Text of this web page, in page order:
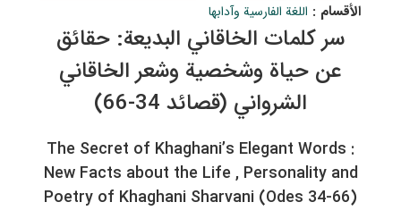
الأقسام : اللغة الفارسية وآدابها
سر كلمات الخاقاني البديعة: حقائق
عن حياة وشخصية وشعر الخاقاني
الشرواني (قصائد 34-66)
The Secret of Khaghani’s Elegant Words :
New Facts about the Life , Personality and
Poetry of Khaghani Sharvani (Odes 34-66)